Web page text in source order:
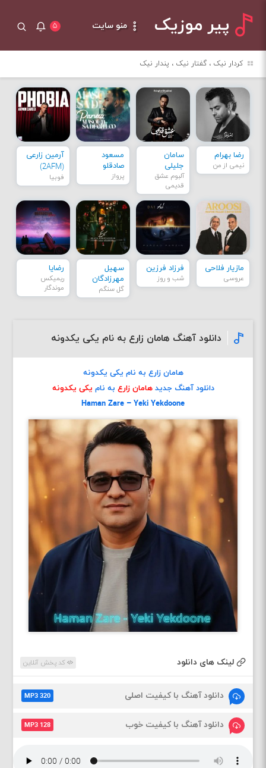
پیر موزیک منو سایت ۵
کردار نیک ، گفتار نیک ، پندار نیک
رضا بهرام
نیمی از من
سامان
جلیلی
آلبوم عشق
قدیمی
مسعود
صادقلو
پرواز
آرمین زارعی
(2AFM)
فوبیا
مازیار فلاحی
عروسی
فرزاد فرزین
شب و روز
سهیل
مهرزادگان
گل سنگم
رضایا
ریمیکس
موندگار
دانلود آهنگ هامان زارع به نام یکی یکدونه
هامان زارع به نام یکی یکدونه
دانلود آهنگ جدید هامان زارع به نام یکی یکدونه
Haman Zare – Yeki Yekdoone
لینک های دانلود کد پخش آنلاین
دانلود آهنگ با کیفیت اصلی MP3 320
دانلود آهنگ با کیفیت خوب MP3 128